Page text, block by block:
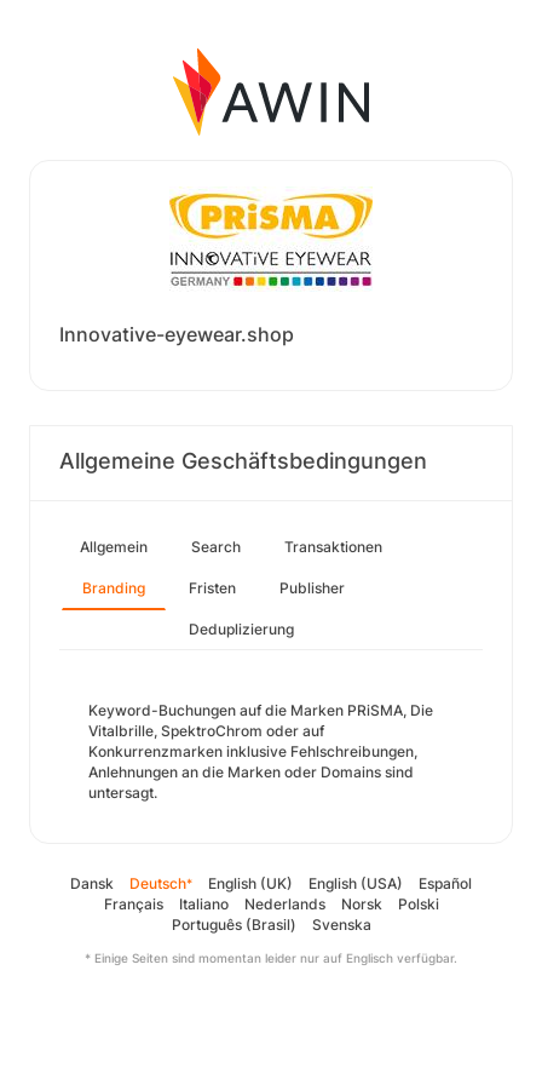
Innovative-eyewear.shop
Allgemeine Geschäftsbedingungen
Allgemein Search Transaktionen
Branding Fristen Publisher
Deduplizierung
Keyword-Buchungen auf die Marken PRiSMA, Die
Vitalbrille, SpektroChrom oder auf
Konkurrenzmarken inklusive Fehlschreibungen,
Anlehnungen an die Marken oder Domains sind
untersagt.
Dansk Deutsch* English (UK) English (USA)
Español
Français
Italiano Nederlands Norsk
Polski
Português (Brasil)
Svenska
* Einige Seiten sind momentan leider nur auf Englisch verfügbar.